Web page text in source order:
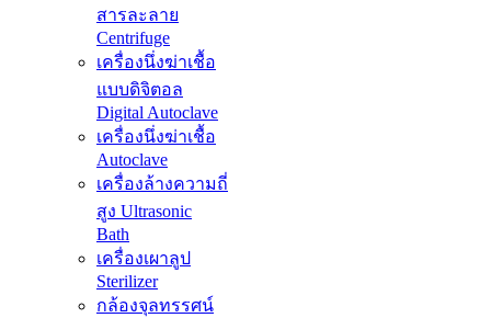
สารละลาย
Centrifuge
เครื่องนึ่งฆ่าเชื้อ
แบบดิจิตอล
Digital Autoclave
เครื่องนึ่งฆ่าเชื้อ
Autoclave
เครื่องล้างความถี่
สูง Ultrasonic
Bath
เครื่องเผาลูป
Sterilizer
กล้องจุลทรรศน์